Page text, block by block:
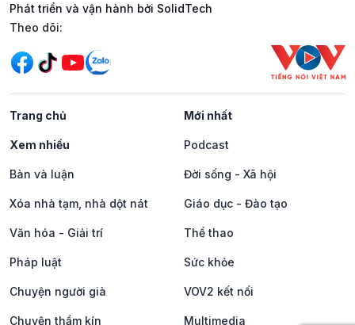
Phát triển và vận hành bởi SolidTech
Mạng xã hội
Theo dõi:
Trang chủ Mới nhất
Xem nhiều Podcast
Bàn và luận Đời sống - Xã hội
Xóa nhà tạm, nhà dột nát Giáo dục - Đào tạo
Văn hóa - Giải trí Thể thao
Pháp luật Sức khỏe
Chuyện người già VOV2 kết nối
Chuyện thầm kín Multimedia